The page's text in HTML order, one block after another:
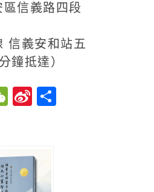
義路四段
義安和站五
鐘抵達）
WeChat
Sina